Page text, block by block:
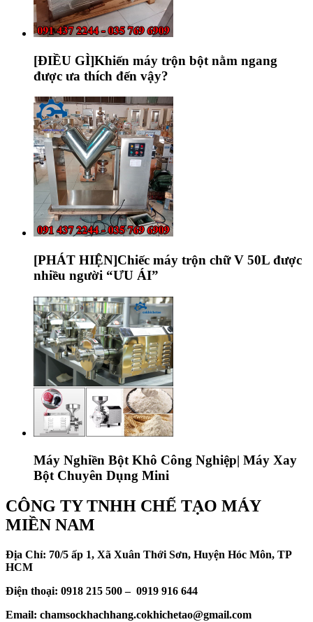
[ĐIỀU GÌ]Khiến máy trộn bột nằm ngang
được ưa thích đến vậy?
[PHÁT HIỆN]Chiếc máy trộn chữ V 50L được
nhiều người “ƯU ÁI”
Máy Nghiền Bột Khô Công Nghiệp| Máy Xay
Bột Chuyên Dụng Mini
CÔNG TY TNHH CHẾ TẠO MÁY
MIỀN NAM
Địa Chỉ: 70/5 ấp 1, Xã Xuân Thới Sơn, Huyện Hóc Môn, TP
HCM
Điện thoại: 0918 215 500 – 0919 916 644
Email: chamsockhachhang.cokhichetao@gmail.com